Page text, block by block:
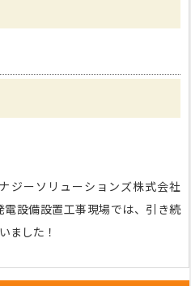
ジーソリューションズ株式会社
電設備設置工事現場では、引き続
ました！